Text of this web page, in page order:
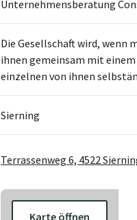
Unternehmensberatung
Die Gesellschaft wird, wenn
ihnen gemeinsam mit
einzelnen von ihnen
Sierning
Terrassenweg 6, 4522
Karte öffnen